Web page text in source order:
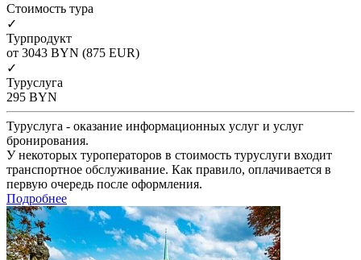
Cтоимость тура
✓
Турпродукт
от 3043 BYN (875 EUR)
✓
Туруслуга
295 BYN
Туруслуга - оказание информационных услуг и услуг
бронирования.
У некоторых туроператоров в стоимость туруслуги входит
транспортное обслуживание. Как правило, оплачивается в
первую очередь после оформления.
Подробнее